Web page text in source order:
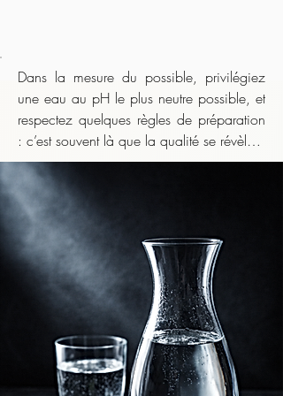
Dans la mesure du possible, privilégiez
une eau au pH le plus neutre possible, et
respectez quelques règles de préparation
: c’est souvent là que la qualité se révèle.
    Même lorsque l’infusion nécessite une
eau très chaude, il est déconseillé de
boire le thé brûlant. Laissez la liqueur
tiédir légèrement avant de la déguster :
    • pour préserver les arômes, qui
s’expriment mieux en dessous de la